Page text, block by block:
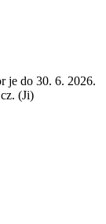
je do 30. 6. 2026.
(Ji)